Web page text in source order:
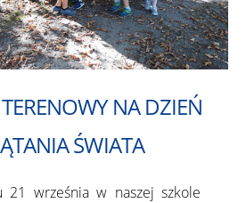
NA DZIEŃ
ŚWIATA
21 września w naszej szkole